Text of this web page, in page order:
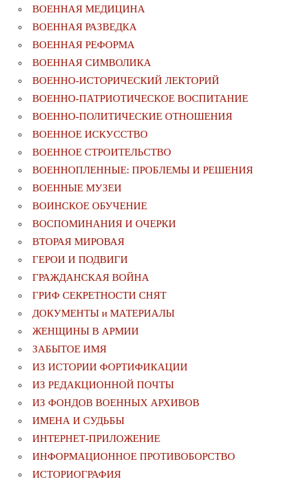
ВОЕННАЯ МЕДИЦИНА
ВОЕННАЯ РАЗВЕДКА
ВОЕННАЯ РЕФОРМА
ВОЕННАЯ СИМВОЛИКА
ВОЕННО-ИСТОРИЧЕСКИЙ ЛЕКТОРИЙ
ВОЕННО-ПАТРИОТИЧЕСКОЕ ВОСПИТАНИЕ
ВОЕННО-ПОЛИТИЧЕСКИE ОТНОШЕНИЯ
ВОЕННОЕ ИСКУССТВО
ВОЕННОЕ СТРОИТЕЛЬСТВО
ВОЕННОПЛЕННЫЕ: ПРОБЛЕМЫ И РЕШЕНИЯ
ВОЕННЫЕ МУЗЕИ
ВОИНСКОЕ ОБУЧЕНИЕ
ВОСПОМИНАНИЯ И ОЧЕРКИ
ВТОРАЯ МИРОВАЯ
ГЕРОИ И ПОДВИГИ
ГРАЖДАНСКАЯ ВОЙНА
ГРИФ СЕКРЕТНОСТИ СНЯТ
ДОКУМЕНТЫ и МАТЕРИАЛЫ
ЖЕНЩИНЫ В АРМИИ
ЗАБЫТОЕ ИМЯ
ИЗ ИСТОРИИ ФОРТИФИКАЦИИ
ИЗ РЕДАКЦИОННОЙ ПОЧТЫ
ИЗ ФОНДОВ ВОЕННЫХ АРХИВОВ
ИМЕНА И СУДЬБЫ
ИНТЕРНЕТ-ПРИЛОЖЕНИЕ
ИНФОРМАЦИОННОЕ ПРОТИВОБОРСТВО
ИСТОРИОГРАФИЯ